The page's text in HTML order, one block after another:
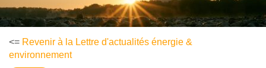
<= Revenir à la Lettre d'actualités énergie &
environnement